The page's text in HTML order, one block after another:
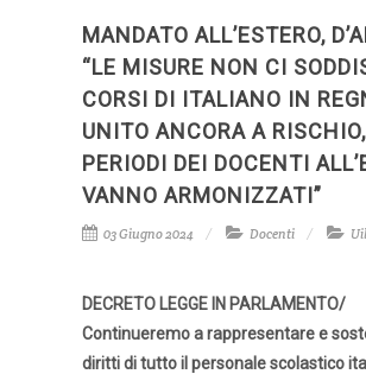
MANDATO ALL’ESTERO,
“LE MISURE NON CI
CORSI DI ITALIANO IN
UNITO ANCORA A
PERIODI DEI DOCENTI
VANNO ARMONIZZATI”
03 Giugno 2024 Docenti
DECRETO LEGGE IN PARLAMENTO/
Continueremo a rappresentare e
diritti di tutto il personale scolastico